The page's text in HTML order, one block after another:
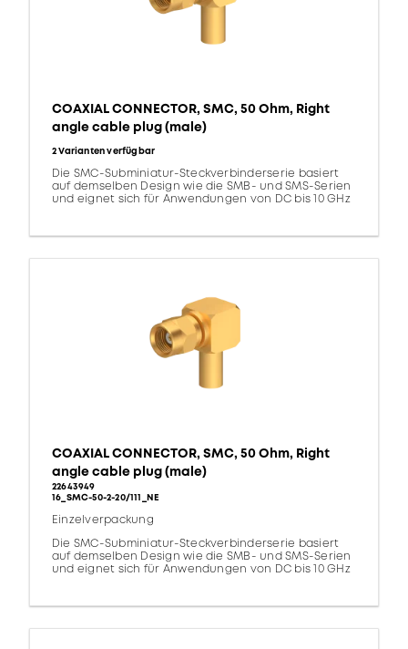
COAXIAL CONNECTOR, SMC, 50 Ohm, Right
angle cable plug (male)
2 Varianten verfügbar
Die SMC-Subminiatur-Steckverbinderserie basiert
auf demselben Design wie die SMB- und SMS-Serien
und eignet sich für Anwendungen von DC bis 10 GHz
COAXIAL CONNECTOR, SMC, 50 Ohm, Right
angle cable plug (male)
22643949
16_SMC-50-2-20/111_NE
Einzelverpackung
Die SMC-Subminiatur-Steckverbinderserie basiert
auf demselben Design wie die SMB- und SMS-Serien
und eignet sich für Anwendungen von DC bis 10 GHz